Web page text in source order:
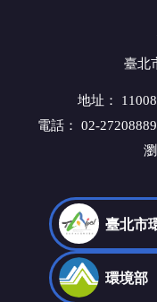
臺北
地址：
電話： 02-
臺北市
環境部